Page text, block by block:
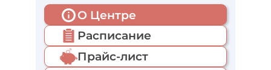
О Центре
Расписание
Прайс-лист